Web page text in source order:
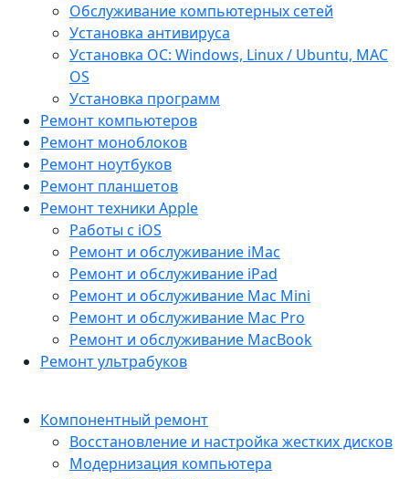
Обслуживание компьютерных сетей
Установка антивируса
Установка ОС: Windows, Linux / Ubuntu, МАС
OS
Установка программ
Ремонт компьютеров
Ремонт моноблоков
Ремонт ноутбуков
Ремонт планшетов
Ремонт техники Apple
Работы с iOS
Ремонт и обслуживание iMac
Ремонт и обслуживание iPad
Ремонт и обслуживание Mac Mini
Ремонт и обслуживание Mac Pro
Ремонт и обслуживание MacBook
Ремонт ультрабуков
Компонентный ремонт
Восстановление и настройка жестких дисков
Модернизация компьютера